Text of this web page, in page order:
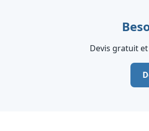
Devis gratuit